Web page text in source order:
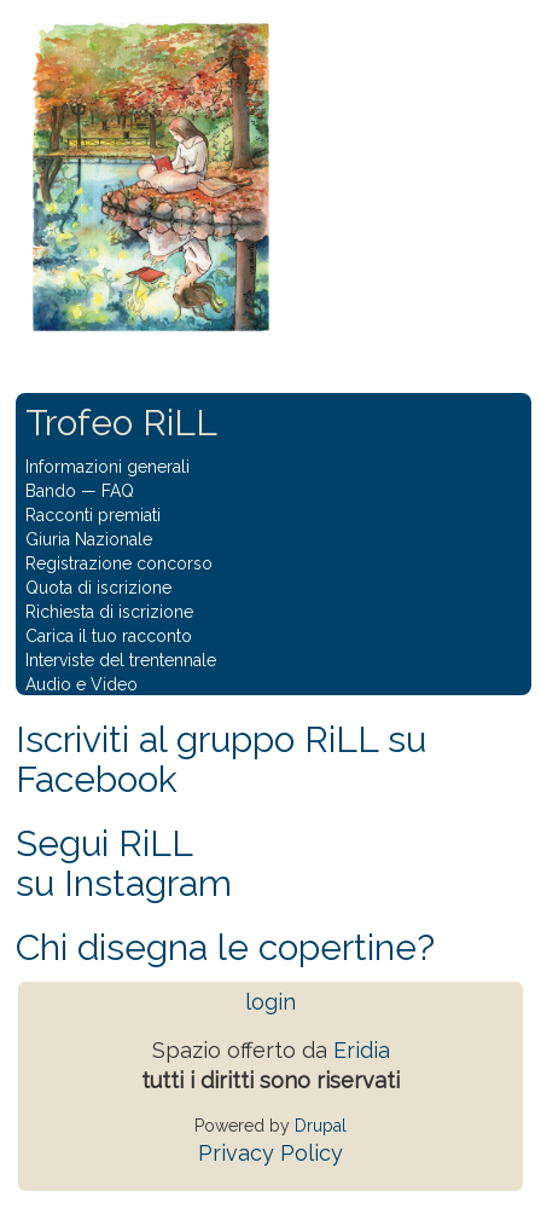
Trofeo RiLL
Informazioni generali
Bando — FAQ
Racconti premiati
Giuria Nazionale
Registrazione concorso
Quota di iscrizione
Richiesta di iscrizione
Carica il tuo racconto
Interviste del trentennale
Audio e Video
Iscriviti al gruppo RiLL su
Facebook
Segui RiLL
su Instagram
Chi disegna le copertine?
login
Spazio offerto da Eridia
tutti i diritti sono riservati
Powered by Drupal
Privacy Policy